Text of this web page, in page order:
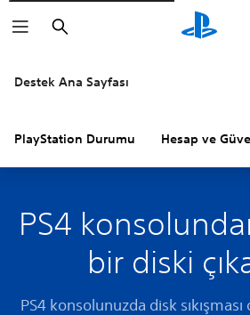
Arama
Destek Ana Sayfası
PlayStation Durumu Hesap ve
PS4
bir diski
PS4 konsolunuzda disk